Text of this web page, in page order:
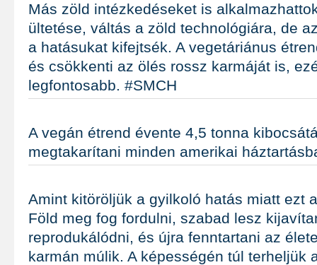
Más zöld intézkedéseket is
ültetése, váltás a zöld technológiára, de
a hatásukat kifejtsék. A vegetáriánus
és csökkenti az ölés rossz karmáját is,
legfontosabb. #SMCH
A vegán étrend évente 4,5 tonna
megtakarítani minden amerikai
Amint kitöröljük a gyilkoló hatás miatt ezt
Föld meg fog fordulni, szabad lesz
reprodukálódni, és újra fenntartani az
karmán múlik. A képességén túl terheljük